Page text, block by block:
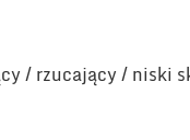
/ rzucający / niski